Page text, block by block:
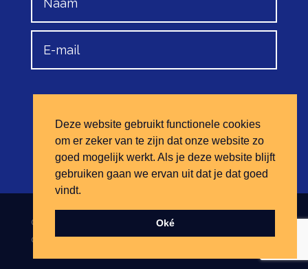
Aanmelden
© Mediatorsvereniging Haaglanden | Website
Ontwerp Naar Website
Deze website gebruikt functionele cookies
om er zeker van te zijn dat onze website zo
goed mogelijk werkt. Als je deze website blijft
gebruiken gaan we ervan uit dat je dat goed
vindt.
Oké